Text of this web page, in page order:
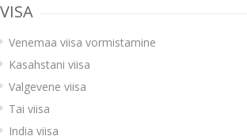
VISA
Venemaa viisa vormistamine
Kasahstani viisa
Valgevene viisa
Tai viisa
India viisa